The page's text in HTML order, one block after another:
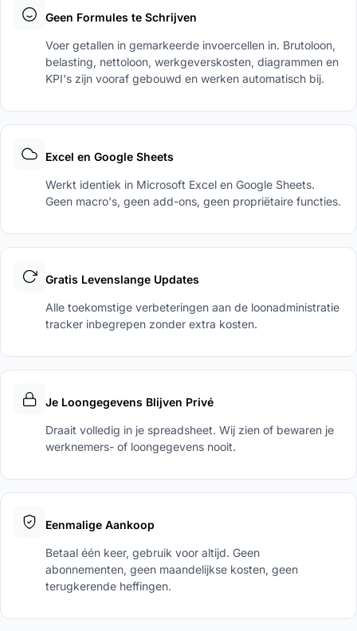
Geen Formules te Schrijven
Voer getallen in gemarkeerde invoercellen in. Brutoloon,
belasting, nettoloon, werkgeverskosten, diagrammen en
KPI's zijn vooraf gebouwd en werken automatisch bij.
Excel en Google Sheets
Werkt identiek in Microsoft Excel en Google Sheets.
Geen macro's, geen add-ons, geen propriëtaire functies.
Gratis Levenslange Updates
Alle toekomstige verbeteringen aan de loonadministratie
tracker inbegrepen zonder extra kosten.
Je Loongegevens Blijven Privé
Draait volledig in je spreadsheet. Wij zien of bewaren je
werknemers- of loongegevens nooit.
Eenmalige Aankoop
Betaal één keer, gebruik voor altijd. Geen
abonnementen, geen maandelijkse kosten, geen
terugkerende heffingen.